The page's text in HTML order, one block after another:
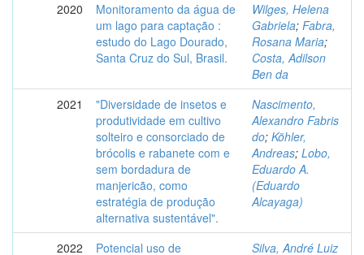
2020
Monitoramento da água de
um lago para captação :
estudo do Lago Dourado,
Santa Cruz do Sul, Brasil.
Wilges, Helena
Gabriela; Fabra,
Rosana Maria;
Costa, Adilson
Ben da
2021
"Diversidade de insetos e
produtividade em cultivo
solteiro e consorciado de
brócolis e rabanete com e
sem bordadura de
manjericão, como
estratégia de produção
alternativa sustentável".
Nascimento,
Alexandro Fabris
do; Köhler,
Andreas; Lobo,
Eduardo A.
(Eduardo
Alcayaga)
2022
Potencial uso de
Silva, André Luiz